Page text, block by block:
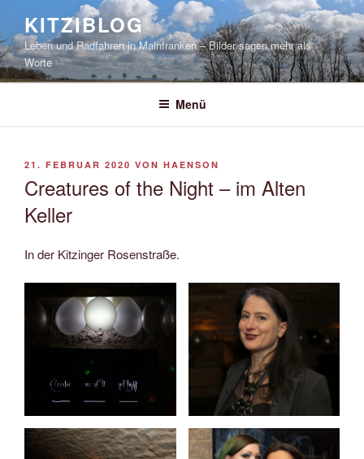
springen
KITZIBLOG
Leben und Radfahren in Mainfranken – Bilder sagen mehr als
Worte
Menü
VERÖFFENTLICHT
21. FEBRUAR 2020 VON HAENSON
Creatures of the Night – im Alten
Keller
In der Kitzinger Rosenstraße.